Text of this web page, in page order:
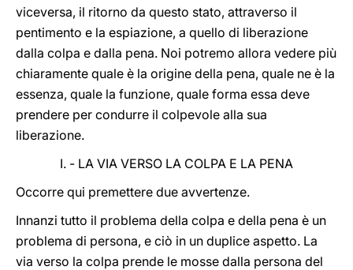
viceversa, il ritorno da questo stato, attraverso il
pentimento e la espiazione, a quello di liberazione
dalla colpa e dalla pena. Noi potremo allora vedere più
chiaramente quale è la origine della pena, quale ne è la
essenza, quale la funzione, quale forma essa deve
prendere per condurre il colpevole alla sua
liberazione.
I. - LA VIA VERSO LA COLPA E LA PENA
Occorre qui premettere due avvertenze.
Innanzi tutto il problema della colpa e della pena è un
problema di persona, e ciò in un duplice aspetto. La
via verso la colpa prende le mosse dalla persona del